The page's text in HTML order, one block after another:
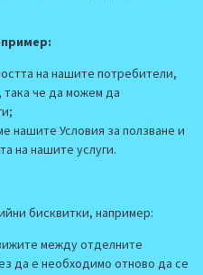
на нашите потребители,
така че да можем да
нашите Условия за ползване и
на нашите услуги.
бисквитки, например:
между отделните
да е необходимо отново да се